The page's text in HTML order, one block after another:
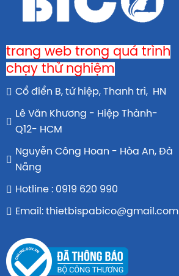
trang web trong quá trình
chạy thử nghiệm
Cổ điển B, tứ hiệp, Thanh trì, HN
Lê Văn Khương - Hiệp Thành-
Q12- HCM
Nguyễn Công Hoan - Hòa An, Đà
Nẵng
Hotline : 0919 620 990
Email: thietbispabico@gmail.com